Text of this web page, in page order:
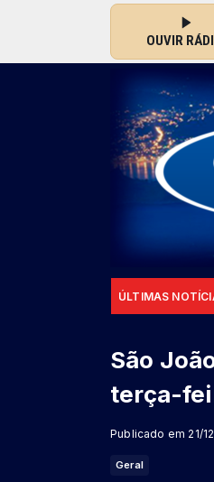
OUVIR
Show com Rádio Jovem News RJ
ÚLTIMAS
medalhas de ouro no FISU
São
terça-
Publicado em 21/
Geral